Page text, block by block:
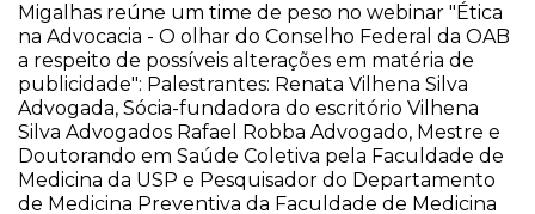
Migalhas reúne um time de peso no webinar "Ética
na Advocacia - O olhar do Conselho Federal da OAB
a respeito de possíveis alterações em matéria de
publicidade": Palestrantes: Renata Vilhena Silva
Advogada, Sócia-fundadora do escritório Vilhena
Silva Advogados Rafael Robba Advogado, Mestre e
Doutorando em Saúde Coletiva pela Faculdade de
Medicina da USP e Pesquisador do Departamento
de Medicina Preventiva da Faculdade de Medicina